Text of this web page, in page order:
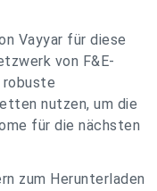
Vayyar für diese
von F&E-
robuste
nutzen, um die
für die nächsten
zum Herunterladen